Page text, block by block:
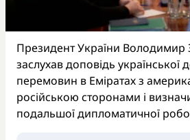
Президент України Володимир
заслухав доповідь української
перемовин в Еміратах з
російською сторонами і
подальшої дипломатичної